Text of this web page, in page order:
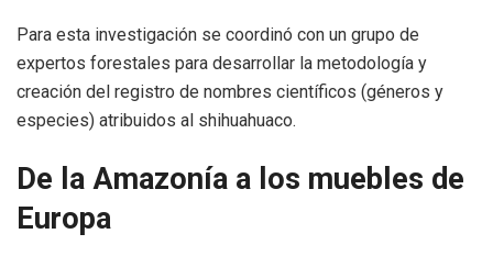
Para esta investigación se coordinó con un grupo de
expertos forestales para desarrollar la metodología y
creación del registro de nombres científicos (géneros y
especies) atribuidos al shihuahuaco.
De la Amazonía a los muebles de
Europa